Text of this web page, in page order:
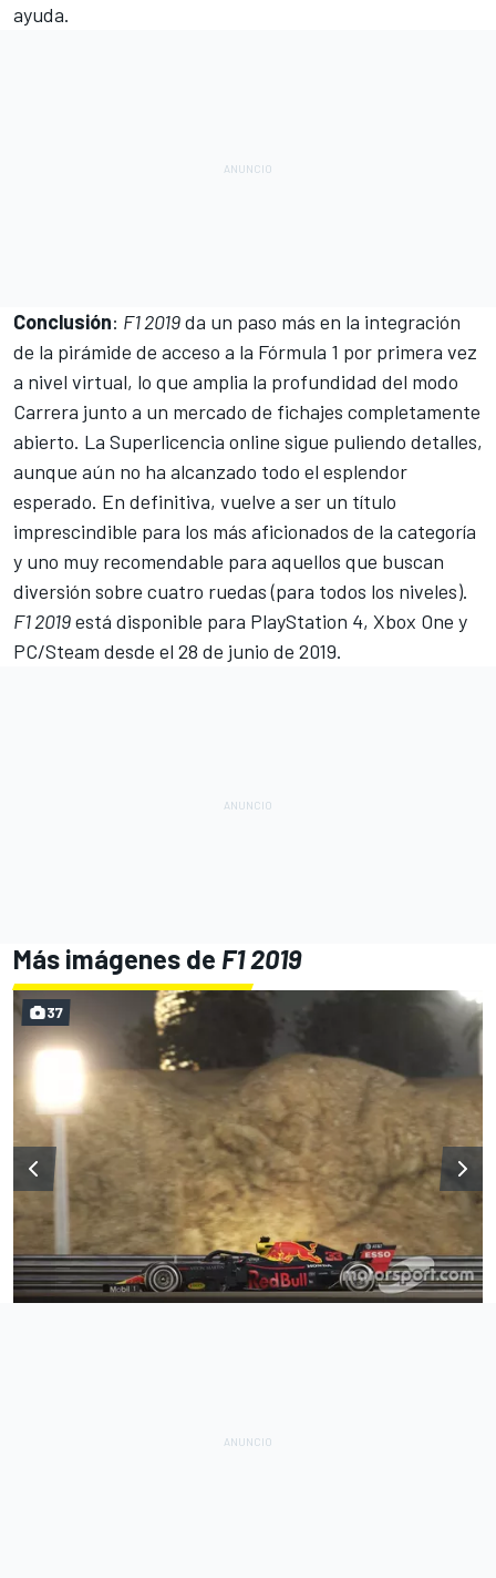
ayuda.
Conclusión: F1 2019da un paso más en la integración
de la pirámide de acceso a la Fórmula 1 por primera vez
a nivel virtual, lo que amplia la profundidad del modo
Carrera junto a un mercado de fichajes completamente
abierto. La Superlicencia online sigue puliendo detalles,
aunque aún no ha alcanzado todo el esplendor
esperado. En definitiva, vuelve a ser un título
imprescindible para los más aficionados de la categoría
y uno muy recomendable para aquellos que buscan
diversión sobre cuatro ruedas (para todos los niveles).
F1 2019está disponible para PlayStation 4, Xbox One y
PC/Steam desde el 28 de junio de 2019.
Más imágenes de F1 2019
37